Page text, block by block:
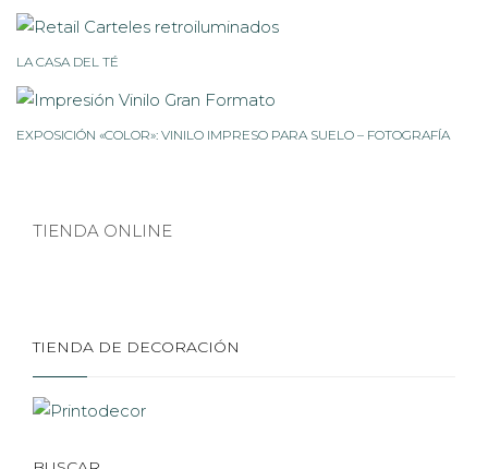
LA CASA DEL TÉ
EXPOSICIÓN «COLOR»: VINILO IMPRESO PARA SUELO – FOTOGRAFÍA
TIENDA ONLINE
TIENDA DE DECORACIÓN